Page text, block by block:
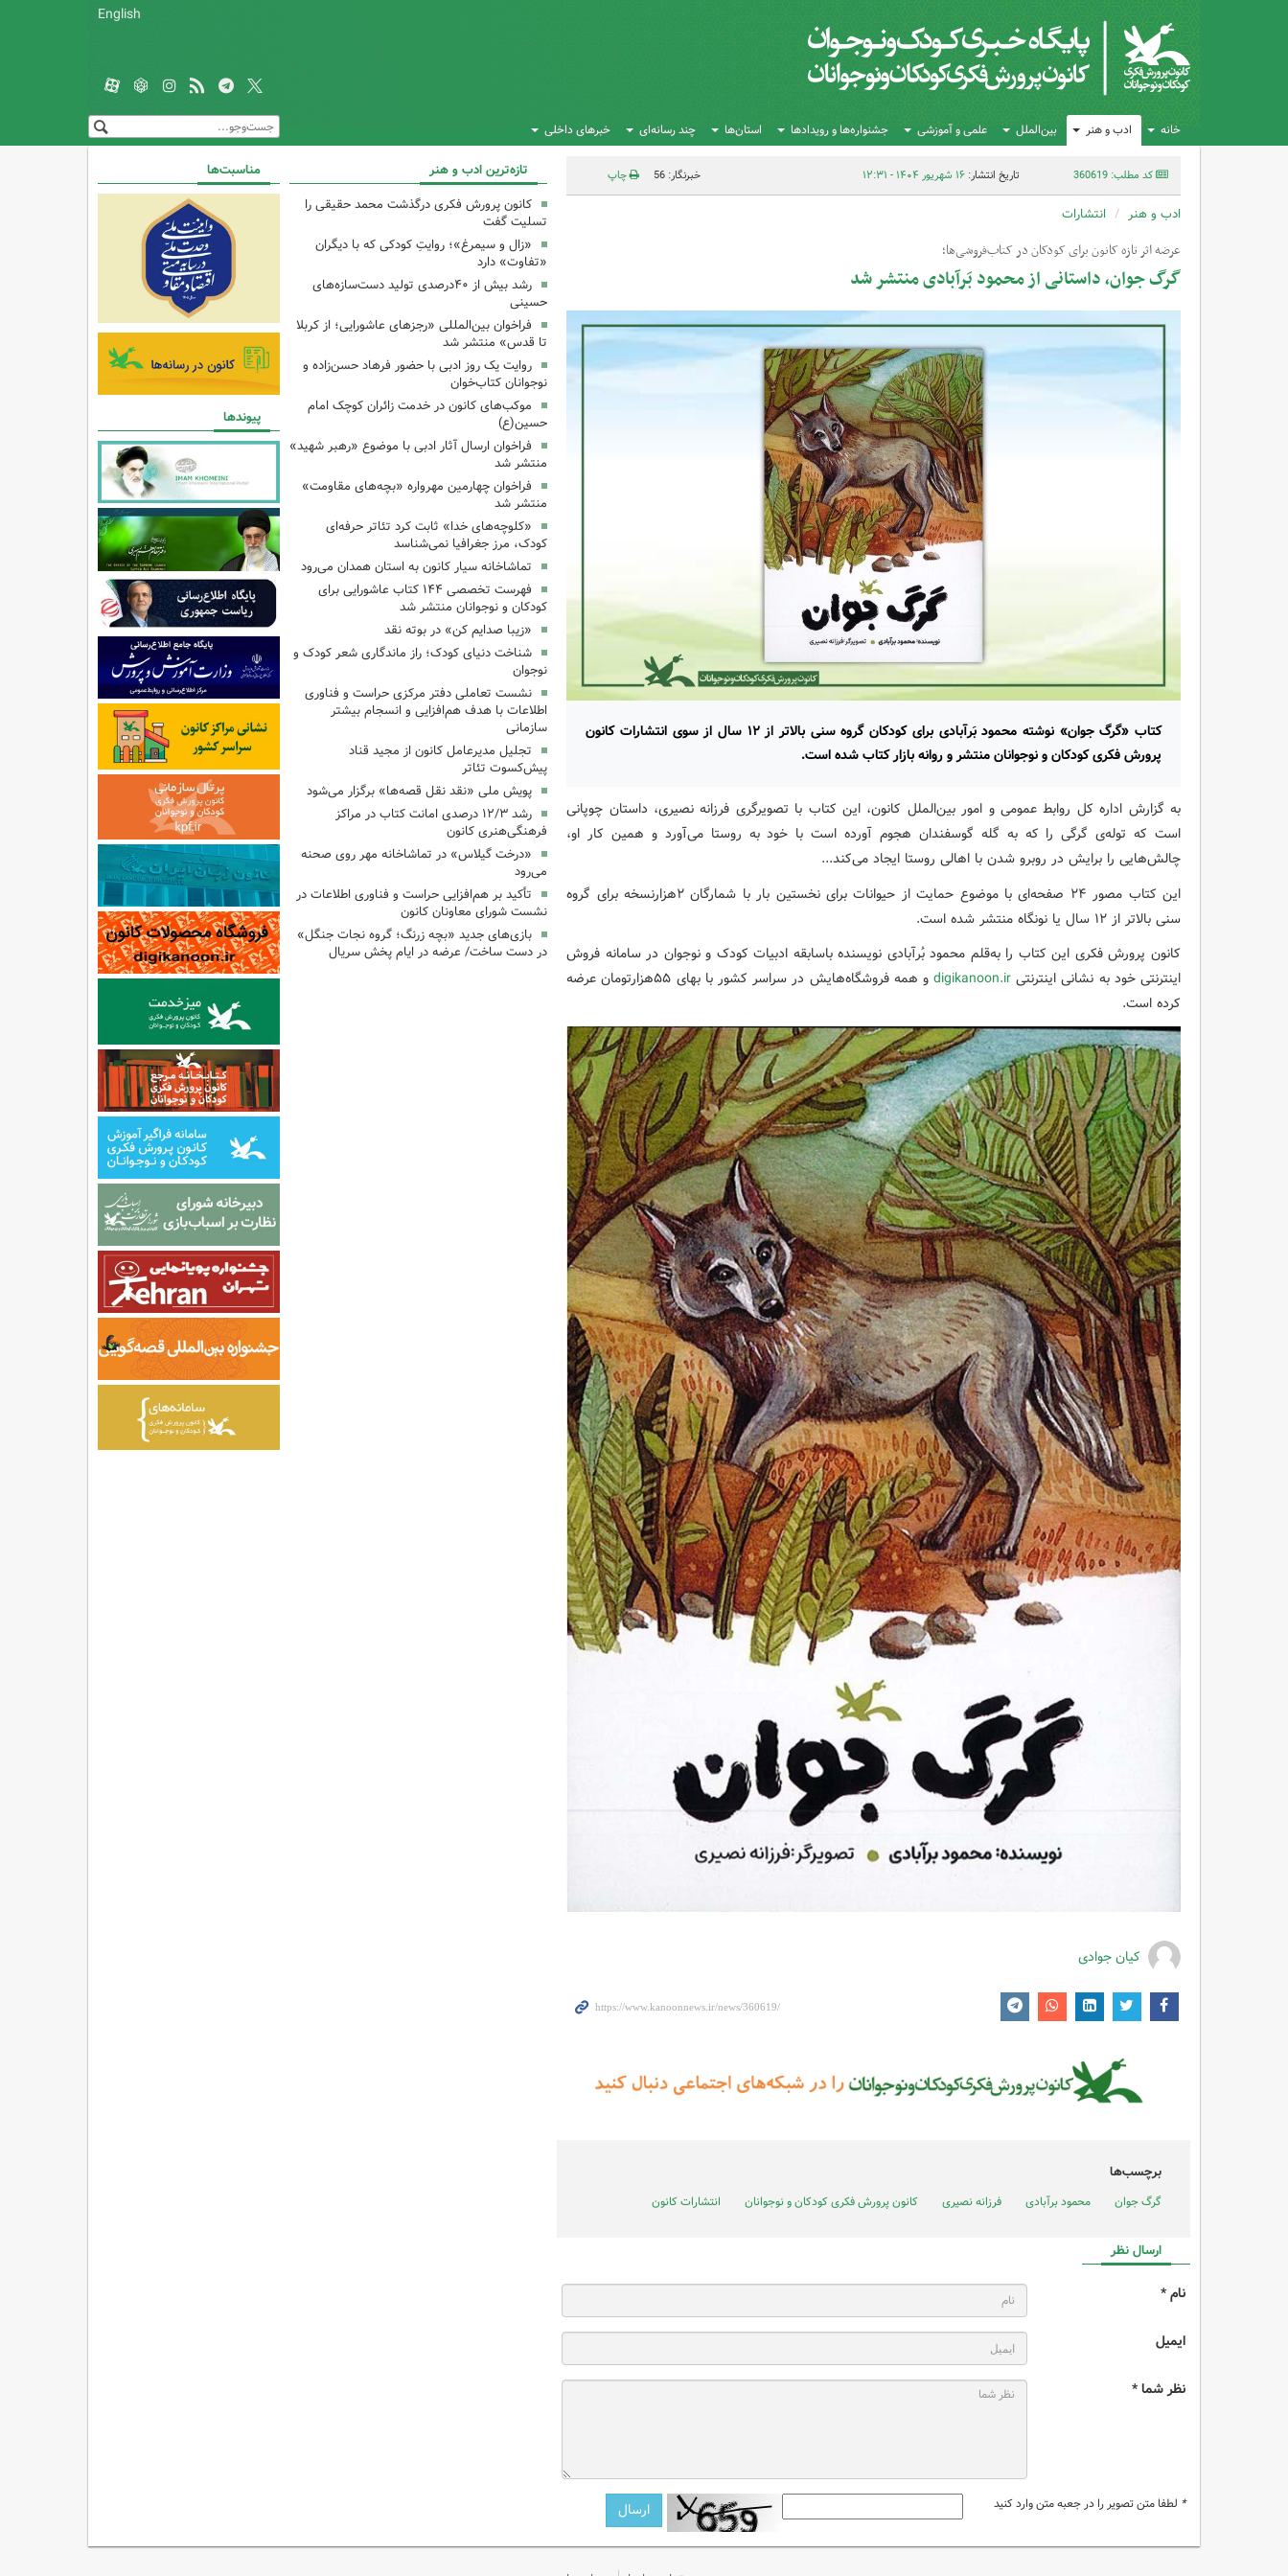
English
خانه ادب و هنر بین‌الملل علمی و آموزشی جشنواره‌ها و رویدادها استان‌ها چند رسانه‌ای خبرهای داخلی
کد مطلب: 360619 تاریخ انتشار:۱۶ شهریور ۱۴۰۴ - ۱۲:۳۱ خبرنگار: 56 چاپ
ادب و هنر انتشارات
عرضه اثر تازه کانون برای کودکان در کتاب‌فروشی‌ها؛
گرگ جوان، داستانی از محمود بَرآبادی منتشر شد
کتاب «گرگ جوان» نوشته محمود بَرآبادی برای کودکان گروه سنی بالاتر از ۱۲ سال از سوی انتشارات کانون
پرورش فکری کودکان و نوجوانان منتشر و روانه بازار کتاب شده است.
به گزارش اداره کل روابط عمومی و امور بین‌الملل کانون، این کتاب با تصویرگری فرزانه نصیری، داستان چوپانی
است که توله‌ی گرگی را که به گله گوسفندان هجوم آورده است با خود به روستا می‌آورد و همین کار او،
چالش‌هایی را برایش در روبرو شدن با اهالی روستا ایجاد می‌کند...
این کتاب مصور ۲۴ صفحه‌ای با موضوع حمایت از حیوانات برای نخستین بار با شمارگان ۲هزارنسخه برای گروه
سنی بالاتر از ۱۲ سال یا نونگاه منتشر شده است.
کانون پرورش فکری این کتاب را به‌قلم محمود بُرآبادی نویسنده باسابقه ادبیات کودک و نوجوان در سامانه فروش
اینترنتی خود به نشانی اینترنتی digikanoon.ir
و همه فروشگاه‌هایش در سراسر کشور با بهای ۵۵هزارتومان عرضه
کرده است.
کیان جوادی
برچسب‌ها
گرگ جوان محمود برآبادی فرزانه نصیری کانون پرورش فکری کودکان و نوجوانان انتشارات کانون
ارسال نظر
نام *
ایمیل
نظر شما *
* لطفا متن تصویر را در جعبه متن وارد کنید
تازه‌ترین ادب و هنر
کانون پرورش فکری درگذشت محمد حقیقی را
تسلیت گفت
«زال و سیمرغ»؛ روایتِ کودکی که با دیگران
«تفاوت» دارد
رشد بیش از ۴۰درصدی تولید دست‌سازه‌های
حسینی
فراخوان بین‌المللی «رجزهای عاشورایی؛ از کربلا
تا قدس» منتشر شد
روایت یک روز ادبی با حضور فرهاد حسن‌زاده و
نوجوانان کتاب‌خوان
موکب‌های کانون در خدمت زائران کوچک امام
حسین(ع)
فراخوان ارسال آثار ادبی با موضوع «رهبر شهید»
منتشر شد
فراخوان چهارمین مهرواره «بچه‌های مقاومت»
منتشر شد
«کلوچه‌های خدا» ثابت کرد تئاتر حرفه‌ای
کودک، مرز جغرافیا نمی‌شناسد
تماشاخانه سیار کانون به استان همدان می‌رود
فهرست تخصصی ۱۴۴ کتاب عاشورایی برای
کودکان و نوجوانان منتشر شد
«زیبا صدایم کن» در بوته نقد
شناخت دنیای کودک؛ راز ماندگاری شعر کودک و
نوجوان
نشست تعاملی دفتر مرکزی حراست و فناوری
اطلاعات با هدف هم‌افزایی و انسجام بیشتر
سازمانی
تجلیل مدیرعامل کانون از مجید قناد
پیش‌کسوت تئاتر
پویش ملی «نقد نقل قصه‌ها» برگزار می‌شود
رشد ۱۲/۳ درصدی امانت کتاب در مراکز
فرهنگی‌هنری کانون
«درخت گیلاس» در تماشاخانه مهر روی صحنه
می‌رود
تأکید بر هم‌افزایی حراست و فناوری اطلاعات در
نشست شورای معاونان کانون
بازی‌های جدید «بچه زرنگ؛ گروه نجات جنگل»
در دست ساخت/ عرضه در ایام پخش سریال
مناسبت‌ها
پیوندها